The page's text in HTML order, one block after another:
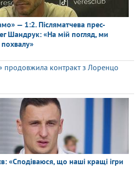
— 1:2. Післяматчева прес-
Шандрук: «На мій погляд, ми
продовжила контракт з Лоренцо
«Сподіваюся, що наші кращі ігри